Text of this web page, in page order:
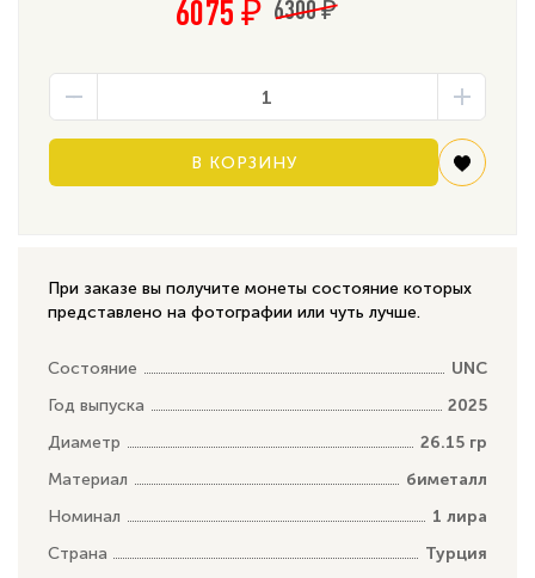
6300 ₽
6075 ₽
В КОРЗИНУ
При заказе вы получите монеты состояние которых
представлено на фотографии или чуть лучше.
Состояние
UNC
Год выпуска
2025
Диаметр
26.15 гр
Материал
биметалл
Номинал
1 лира
Страна
Турция